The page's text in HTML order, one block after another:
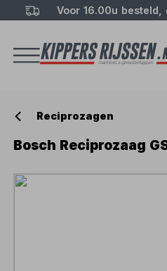
Voor 16.00u
Reciprozagen
Bosch Reciprozaag